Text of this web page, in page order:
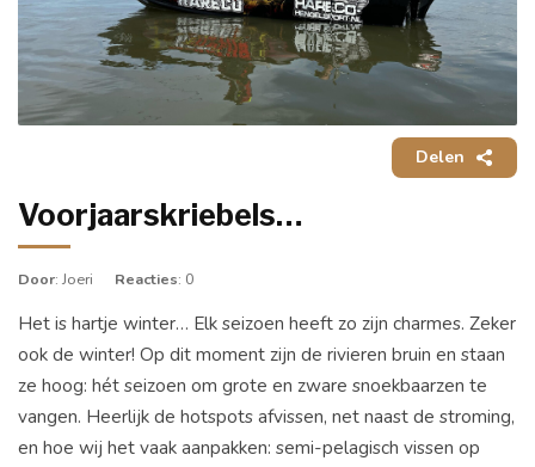
Delen
Voorjaarskriebels…
Door: Joeri Reacties: 0
Het is hartje winter… Elk seizoen heeft zo zijn charmes. Zeker
ook de winter! Op dit moment zijn de rivieren bruin en staan
ze hoog: hét seizoen om grote en zware snoekbaarzen te
vangen. Heerlijk de hotspots afvissen, net naast de stroming,
en hoe wij het vaak aanpakken: semi-pelagisch vissen op